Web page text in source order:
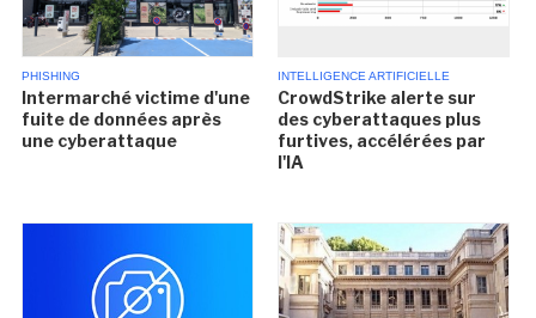
PHISHING
Intermarché victime d'une
fuite de données après
une cyberattaque
INTELLIGENCE ARTIFICIELLE
CrowdStrike alerte sur
des cyberattaques plus
furtives, accélérées par
l'IA